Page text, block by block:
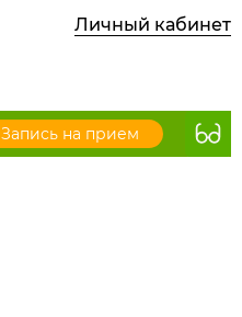
Личный кабинет
Запись на прием